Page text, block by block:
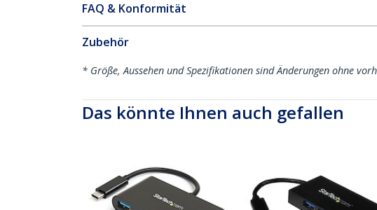
FAQ & Konformität
Zubehör
* Größe, Aussehen und Spezifikationen sind Änderungen ohne
Das könnte Ihnen auch gefallen